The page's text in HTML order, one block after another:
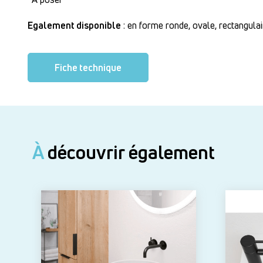
Egalement disponible : en forme ronde, ovale,
Fiche technique
Àdécouvrir également